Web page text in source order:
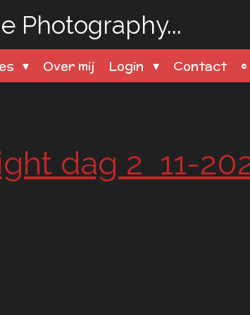
Photography...
Over mij Login Contact ©
dag 2 11-